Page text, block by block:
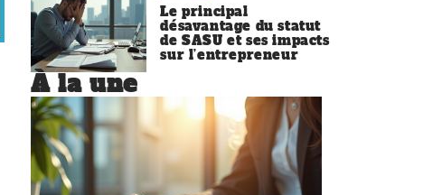
Le principal
désavantage du statut
de SASU et ses impacts
sur l’entrepreneur
À la une